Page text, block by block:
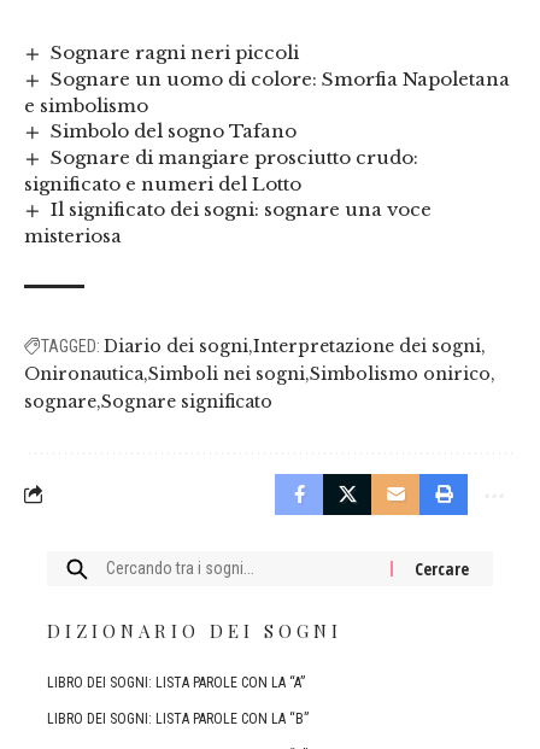
Sognare ragni neri piccoli
Sognare un uomo di colore: Smorfia Napoletana
e simbolismo
Simbolo del sogno Tafano
Sognare di mangiare prosciutto crudo:
significato e numeri del Lotto
Il significato dei sogni: sognare una voce
misteriosa
TAGGED: Diario dei sogni Interpretazione dei sogni
Onironautica Simboli nei sogni Simbolismo onirico
sognare Sognare significato
Cercare:
DIZIONARIO DEI SOGNI
LIBRO DEI SOGNI: LISTA PAROLE CON LA “A”
LIBRO DEI SOGNI: LISTA PAROLE CON LA “B”